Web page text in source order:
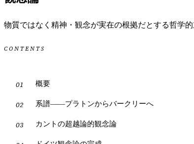
物質ではなく精神・観念が実在の根拠だとする哲学
CONTENTS
概要
系譜——プラトンからバークリーへ
カントの超越論的観念論